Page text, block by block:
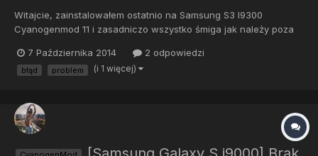
Witajcie, zainstalowałem ostatnio na Samsung S3 I9300
Cyanogenmod 11 i zasadniczo wszystko śmiga jak należy poza
można wybudzić ekranu - po przyciśnięciu przycisku Home lub
power telefon niby się wybudza gdyż słuchać dźwięk
7 Października 2014 2 odpowiedzi
błąd problem (i 1 więcej)